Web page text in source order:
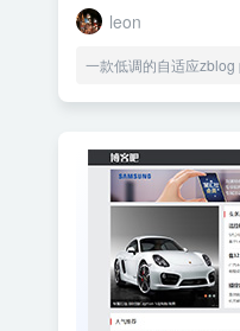
leon
一款低调的自适应zblog